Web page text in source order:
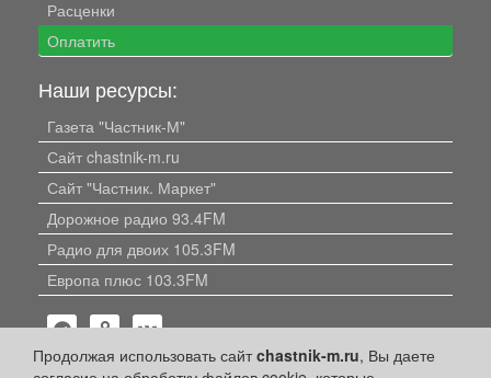
Продолжая использовать сайтchastnik-m.ru, Вы даете
Расценки
Оплатить
Наши ресурсы:
Газета "Частник-М"
Сайт chastnik-m.ru
Сайт "Частник. Маркет"
Дорожное радио 93.4FM
Радио для двоих 105.3FM
Европа плюс 103.3FM